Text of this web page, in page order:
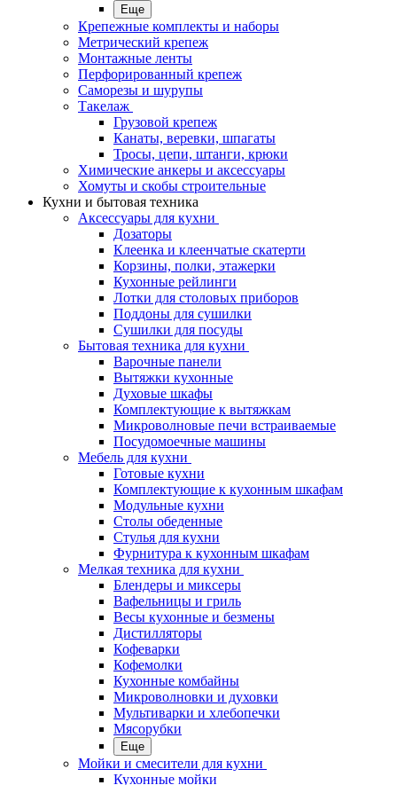
Еще
Крепежные комплекты и наборы
Метрический крепеж
Монтажные ленты
Перфорированный крепеж
Саморезы и шурупы
Такелаж
Грузовой крепеж
Канаты, веревки, шпагаты
Тросы, цепи, штанги, крюки
Химические анкеры и аксессуары
Хомуты и скобы строительные
Кухни и бытовая техника
Аксессуары для кухни
Дозаторы
Клеенка и клеенчатые скатерти
Корзины, полки, этажерки
Кухонные рейлинги
Лотки для столовых приборов
Поддоны для сушилки
Сушилки для посуды
Бытовая техника для кухни
Варочные панели
Вытяжки кухонные
Духовые шкафы
Комплектующие к вытяжкам
Микроволновые печи встраиваемые
Посудомоечные машины
Мебель для кухни
Готовые кухни
Комплектующие к кухонным шкафам
Модульные кухни
Столы обеденные
Стулья для кухни
Фурнитура к кухонным шкафам
Мелкая техника для кухни
Блендеры и миксеры
Вафельницы и гриль
Весы кухонные и безмены
Дистилляторы
Кофеварки
Кофемолки
Кухонные комбайны
Микроволновки и духовки
Мультиварки и хлебопечки
Мясорубки
Еще
Мойки и смесители для кухни
Кухонные мойки